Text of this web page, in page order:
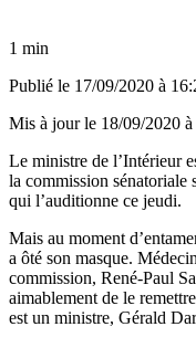
1 min
Publié le 17/09/2020 à
Mis à jour le 18/09/2020
Le ministre de l’Intérieur
la commission sénatoriale
qui l’auditionne ce jeudi.
Mais au moment
a ôté son masque.
commission, René-Paul
aimablement de le
est un ministre, Gérald